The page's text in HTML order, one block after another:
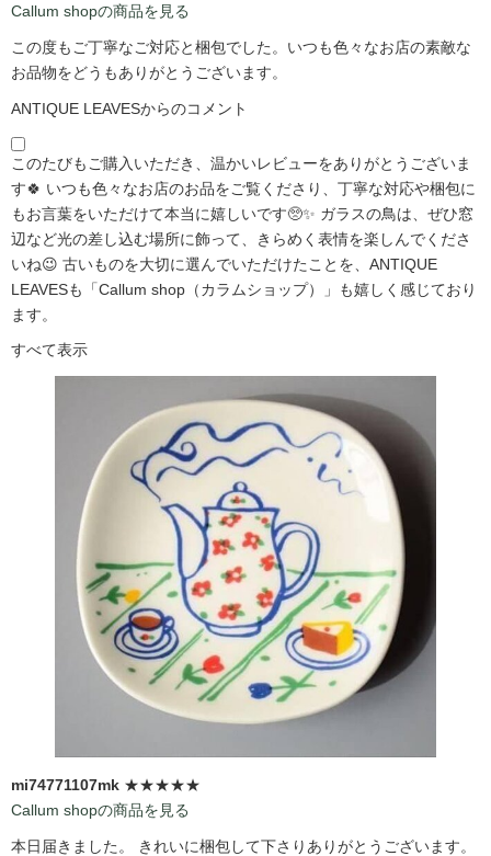
Callum shopの商品を見る
この度もご丁寧なご対応と梱包でした。いつも色々なお店の素敵な
お品物をどうもありがとうございます。
ANTIQUE LEAVESからのコメント
このたびもご購入いただき、温かいレビューをありがとうございま
す🍀 いつも色々なお店のお品をご覧くださり、丁寧な対応や梱包に
もお言葉をいただけて本当に嬉しいです🥺✨ ガラスの鳥は、ぜひ窓
辺など光の差し込む場所に飾って、きらめく表情を楽しんでくださ
いね😉 古いものを大切に選んでいただけたことを、ANTIQUE
LEAVESも「Callum shop（カラムショップ）」も嬉しく感じており
ます。
すべて表示
mi74771107mk ★★★★★
Callum shopの商品を見る
本日届きました。 きれいに梱包して下さりありがとうございます。